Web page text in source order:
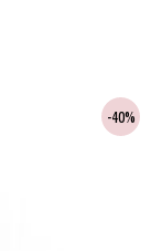
40%